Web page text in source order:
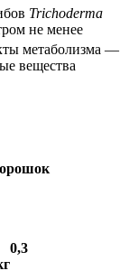
Trichoderma
не менее
метаболизма —
вещества